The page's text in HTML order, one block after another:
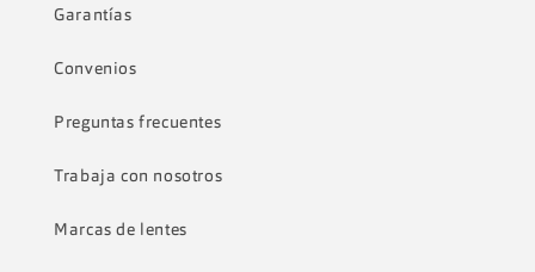
Garantías
Convenios
Preguntas frecuentes
Trabaja con nosotros
Marcas de lentes